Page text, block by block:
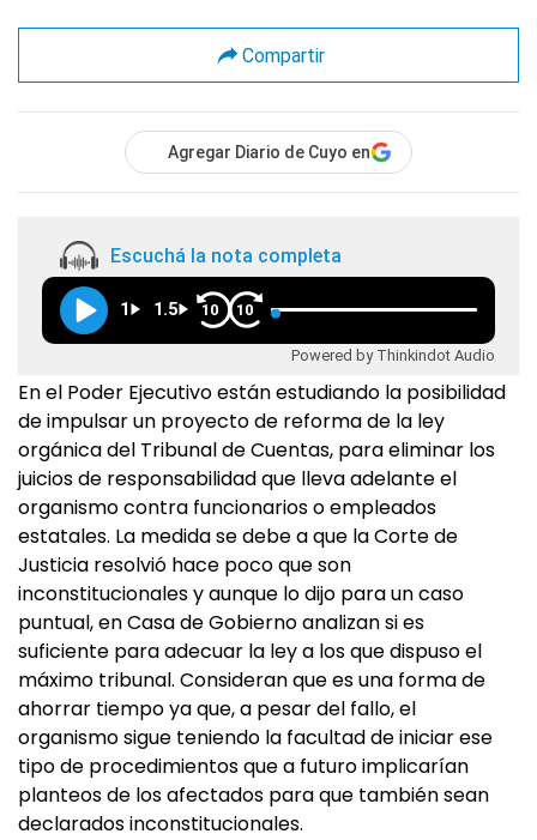
Compartir
Agregar Diario de Cuyo en
Escuchá la nota completa
1 1.5 10 10
Powered by Thinkindot Audio
En el Poder Ejecutivo están estudiando la posibilidad
de impulsar un proyecto de reforma de la ley
orgánica del Tribunal de Cuentas, para eliminar los
juicios de responsabilidad que lleva adelante el
organismo contra funcionarios o empleados
estatales. La medida se debe a que la Corte de
Justicia resolvió hace poco que son
inconstitucionales y aunque lo dijo para un caso
puntual, en Casa de Gobierno analizan si es
suficiente para adecuar la ley a los que dispuso el
máximo tribunal. Consideran que es una forma de
ahorrar tiempo ya que, a pesar del fallo, el
organismo sigue teniendo la facultad de iniciar ese
tipo de procedimientos que a futuro implicarían
planteos de los afectados para que también sean
declarados inconstitucionales.